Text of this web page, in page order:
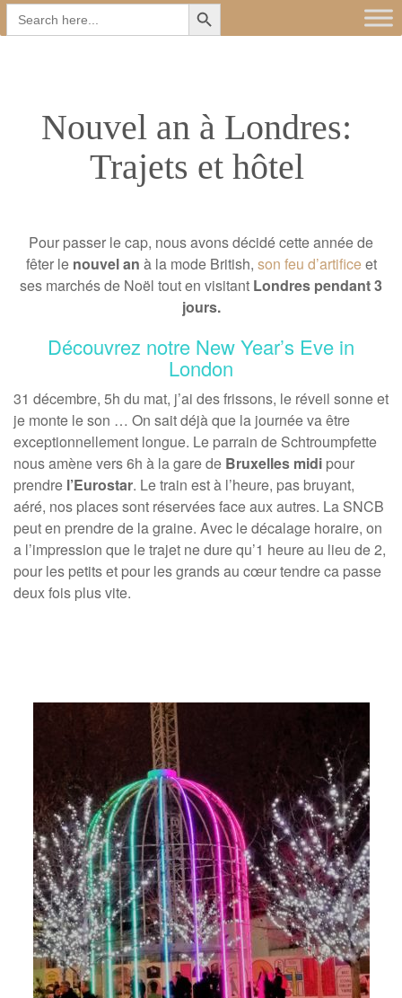
Search
for:
Main
menu
Skip
Nouvel an à Londres:
Trajets et hôtel
Pour passer le cap, nous avons décidé cette année de
fêter le nouvel an à la mode British, son feu d’artificeet
ses marchés de Noël tout en visitant Londres pendant 3
jours.
Découvrez notre New Year’s Eve in
London
31 décembre, 5h du mat, j’ai des frissons, le réveil sonne et
je monte le son … On sait déjà que la journée va être
exceptionnellement longue. Le parrain de Schtroumpfette
nous amène vers 6h à la gare de Bruxelles midi pour
prendre l’Eurostar. Le train est à l’heure, pas bruyant,
aéré, nos places sont réservées face aux autres. La SNCB
peut en prendre de la graine. Avec le décalage horaire, on
a l’impression que le trajet ne dure qu’1 heure au lieu de 2,
pour les petits et pour les grands au cœur tendre ca passe
deux fois plus vite.